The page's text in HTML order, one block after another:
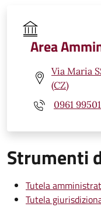
Area
Via Maria
(CZ)
0961
Strumenti
Tutela
Tutela